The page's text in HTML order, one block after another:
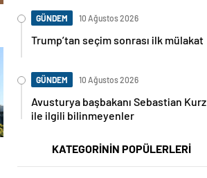
GÜNDEM 10 Ağustos 2026
Trump’tan seçim sonrası ilk mülakat
GÜNDEM 10 Ağustos 2026
Avusturya başbakanı Sebastian Kurz
ile ilgili bilinmeyenler
KATEGORİNİN POPÜLERLERİ